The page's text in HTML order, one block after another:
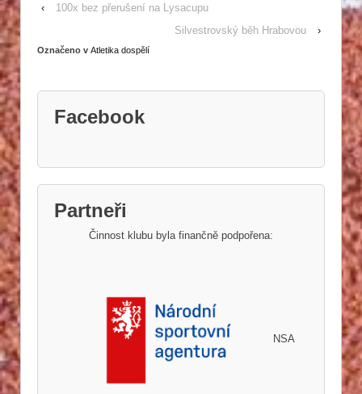
‹
100x bez přerušení na Lysacupu
Silvestrovský běh Hrabovou
›
Označeno v Atletika dospělí
Facebook
Partneři
Činnost klubu byla finančně podpořena:
NSA